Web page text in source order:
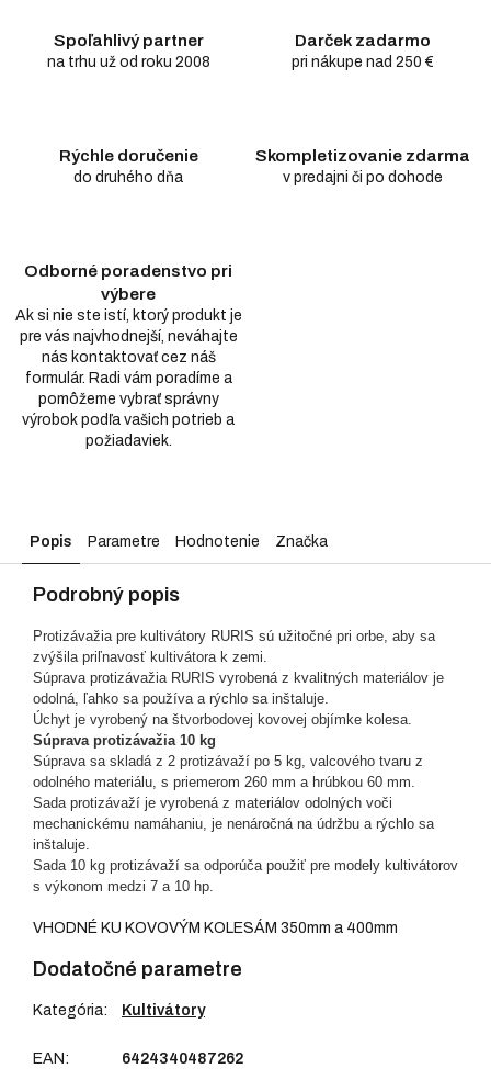
Spoľahlivý partner
na trhu už od roku 2008
Darček zadarmo
pri nákupe nad 250 €
Rýchle doručenie
do druhého dňa
Skompletizovanie zdarma
v predajni či po dohode
Odborné poradenstvo pri
výbere
Ak si nie ste istí, ktorý produkt je
pre vás najvhodnejší, neváhajte
nás kontaktovať cez náš
formulár. Radi vám poradíme a
pomôžeme vybrať správny
výrobok podľa vašich potrieb a
požiadaviek.
Popis Parametre Hodnotenie Značka
Podrobný popis
Protizávažia pre kultivátory RURIS sú užitočné pri orbe, aby sa
zvýšila priľnavosť kultivátora k zemi.
Súprava protizávažia RURIS vyrobená z kvalitných materiálov je
odolná, ľahko sa používa a rýchlo sa inštaluje.
Úchyt je vyrobený na štvorbodovej kovovej objímke kolesa.
Súprava protizávažia 10 kg
Súprava sa skladá z 2 protizávaží po 5 kg, valcového tvaru z
odolného materiálu, s priemerom 260 mm a hrúbkou 60 mm.
Sada protizávaží je vyrobená z materiálov odolných voči
mechanickému namáhaniu, je nenáročná na údržbu a rýchlo sa
inštaluje.
Sada 10 kg protizávaží sa odporúča použiť pre modely kultivátorov
s výkonom medzi 7 a 10 hp.
VHODNÉ KU KOVOVÝM KOLESÁM 350mm a 400mm
Dodatočné parametre
Kategória: Kultivátory
EAN : 6424340487262